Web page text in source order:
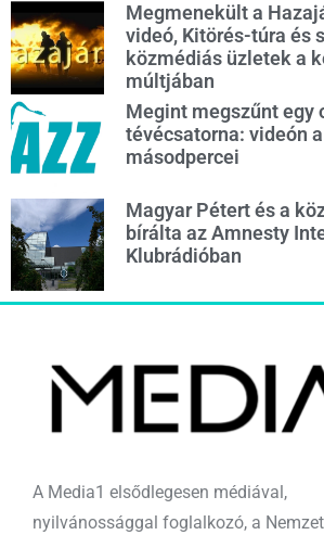
Megmenekült a
videó, Kitörés-túra és
közmédiás üzletek a
múltjában
Megint megszűnt egy
tévécsatorna: videón
másodpercei
Magyar Pétert és a
bírálta az Amnesty
Klubrádióban
A Media1 elsődlegesen médiával,
nyilvánossággal foglalkozó, a